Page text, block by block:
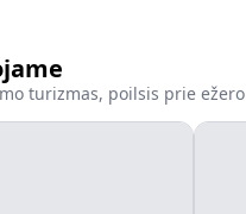
turizmas, poilsis prie ežero